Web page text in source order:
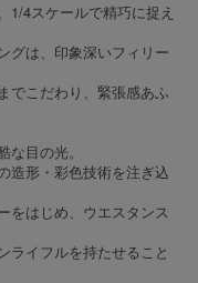
1/4スケールで精巧に捉え
グは、印象深いフィリー
でこだわり、緊張感あふ
目の光。
造形・彩色技術を注ぎ込
をはじめ、ウエスタンス
ライフルを持たせること